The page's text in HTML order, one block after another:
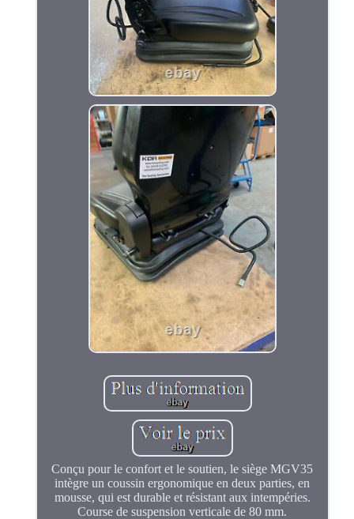
Conçu pour le confort et le soutien, le siège MGV35
intègre un coussin ergonomique en deux parties, en
mousse, qui est durable et résistant aux intempéries.
Course de suspension verticale de 80 mm.